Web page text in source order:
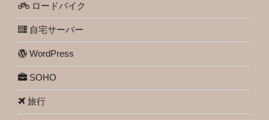
ロードバイク
自宅サーバー
WordPress
SOHO
旅行